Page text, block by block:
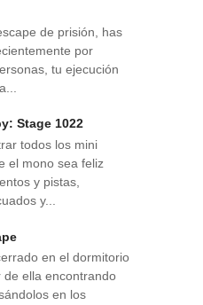
de prisión, has
por
tu ejecución
Stage 1022
todos los mini
el mono sea feliz
y pistas,
y...
en el dormitorio
ella encontrando
en los